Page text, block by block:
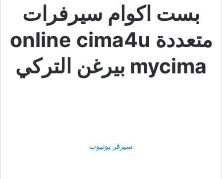
بست اكوام سيرفرات
متعددة online cima4u
mycima بيرغن التركي
سيرفر يوتيوب